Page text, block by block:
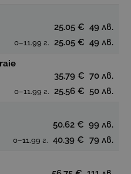
25.05 € 49 лв.
0–11.99 г. 25.05 € 49 лв.
35.79 € 70 лв.
0–11.99 г. 25.56 € 50 лв.
50.62 € 99 лв.
0–11.99 г. 40.39 € 79 лв.